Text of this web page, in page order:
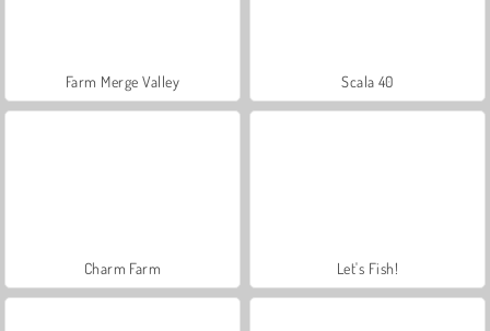
Farm Merge Valley Scala 40
Charm Farm Let's Fish!